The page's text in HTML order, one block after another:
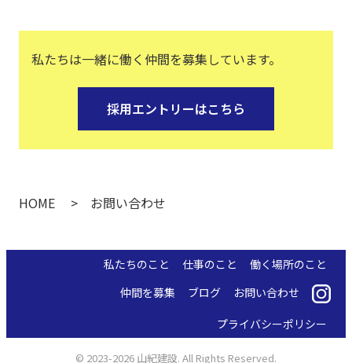
私たちは一緒に働く仲間を募集しています。
採用エントリーはこちら
HOME お問い合わせ
私たちのこと 仕事のこと
働く場所のこと
仲間を募集
ブログ
お問い合わせ
プライバシーポリシー
© 2023-2026 山紀建設. All Rights Reserved.